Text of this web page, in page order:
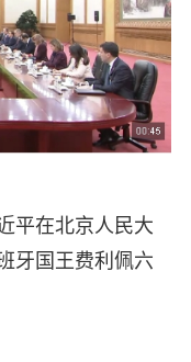
平在北京人民大
牙国王费利佩六